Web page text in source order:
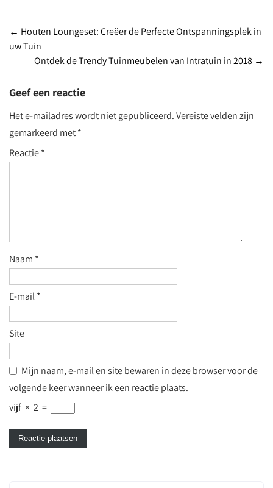
Post
navigation
← Houten Loungeset: Creëer de Perfecte Ontspanningsplek in
uw Tuin
Ontdek de Trendy Tuinmeubelen van Intratuin in 2018 →
Geef een reactie
Het e-mailadres wordt niet gepubliceerd.Vereiste velden zijn
gemarkeerd met*
Reactie*
Naam *
E-mail*
Site
Mijn naam, e-mail en site bewaren in deze browser voor de
volgende keer wanneer ik een reactie plaats.
vijf × 2 =